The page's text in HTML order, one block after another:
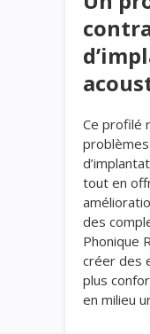
Ce profilé
tout en
des
Phonique
créer des
plus
en milieu